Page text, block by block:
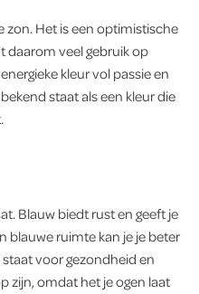
zon. Het is een optimistische
daarom veel gebruik op
kleur vol passie en
staat als een kleur die
Blauw biedt rust en geeft je
blauwe ruimte kan je je beter
voor gezondheid en
zijn, omdat het je ogen laat